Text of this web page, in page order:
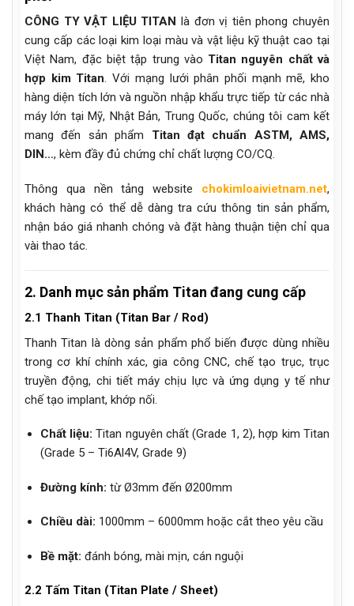
CÔNG TY VẬT LIỆU TITAN là đơn vị tiên phong chuyên
cung cấp các loại kim loại màu và vật liệu kỹ thuật cao tại
Việt Nam, đặc biệt tập trung vào Titan nguyên chất và
hợp kim Titan. Với mạng lưới phân phối mạnh mẽ, kho
hàng diện tích lớn và nguồn nhập khẩu trực tiếp từ các nhà
máy lớn tại Mỹ, Nhật Bản, Trung Quốc, chúng tôi cam kết
mang đến sản phẩm Titan đạt chuẩn ASTM, AMS,
DIN…, kèm đầy đủ chứng chỉ chất lượng CO/CQ.
Thông qua nền tảng website chokimloaivietnam.net,
khách hàng có thể dễ dàng tra cứu thông tin sản phẩm,
nhận báo giá nhanh chóng và đặt hàng thuận tiện chỉ qua
vài thao tác.
2. Danh mục sản phẩm Titan đang cung cấp
2.1 Thanh Titan (Titan Bar / Rod)
Thanh Titan là dòng sản phẩm phổ biến được dùng nhiều
trong cơ khí chính xác, gia công CNC, chế tạo trục, trục
truyền động, chi tiết máy chịu lực và ứng dụng y tế như
chế tạo implant, khớp nối.
Chất liệu: Titan nguyên chất (Grade 1, 2), hợp kim Titan
(Grade 5 – Ti6Al4V, Grade 9)
Đường kính: từ Ø3mm đến Ø200mm
Chiều dài: 1000mm – 6000mm hoặc cắt theo yêu cầu
Bề mặt: đánh bóng, mài mịn, cán nguội
2.2 Tấm Titan (Titan Plate / Sheet)